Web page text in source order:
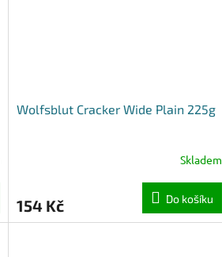
Wolfsblut Cracker Wide Plain 225g
Skladem
154 Kč Do košíku